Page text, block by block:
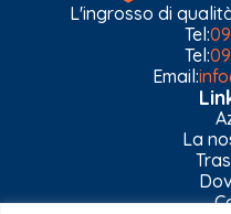
L'ingrosso di
Tel:
Tel:
Email:
La